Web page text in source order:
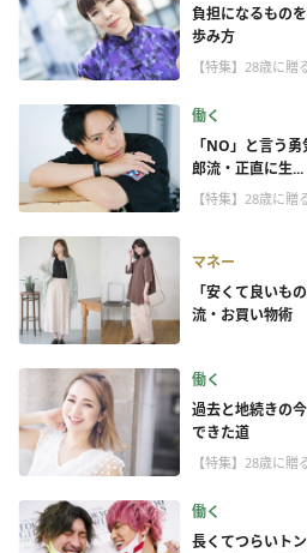
負担になるもの
歩み方
【特集】28歳に贈
働く
「NO」と言う
郎流・正直に生...
【特集】28歳に贈
マネー
「安くて良いも
流・お買い物術
働く
過去と地続きの
できた道
【特集】28歳に贈
働く
長くてつらいト